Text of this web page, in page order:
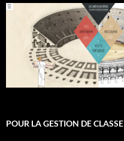
POUR LA GESTION DE CLASSE